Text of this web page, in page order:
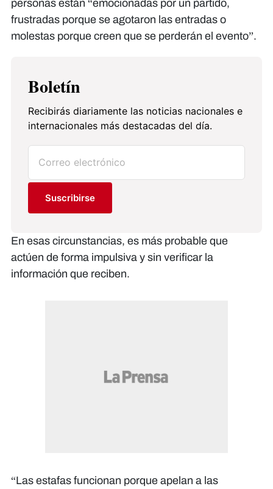
personas están “emocionadas por un partido,
frustradas porque se agotaron las entradas o
molestas porque creen que se perderán el evento”.
Boletín
Recibirás diariamente las noticias nacionales e
internacionales más destacadas del día.
Suscribirse
En esas circunstancias, es más probable que
actúen de forma impulsiva y sin verificar la
información que reciben.
“Las estafas funcionan porque apelan a las